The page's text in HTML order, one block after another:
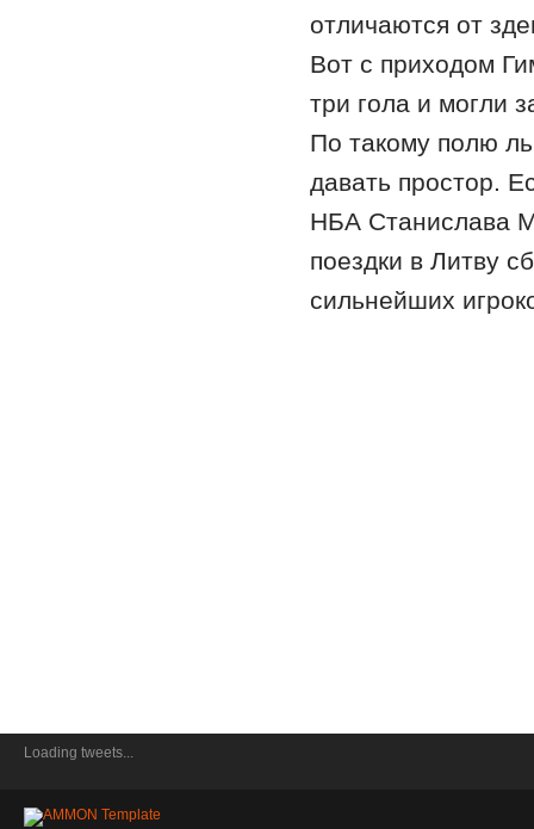
отличаются от
Вот с приходом
три гола и могли
По такому полю
давать простор.
НБА Станислава
поездки в Литву
сильнейших
Loading tweets...